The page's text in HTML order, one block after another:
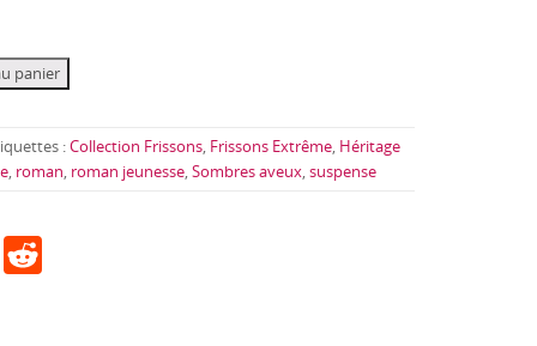
panier
:Collection Frissons, Frissons Extrême, Héritage
, roman roman jeunesse, Sombres aveux, suspense
nt
R